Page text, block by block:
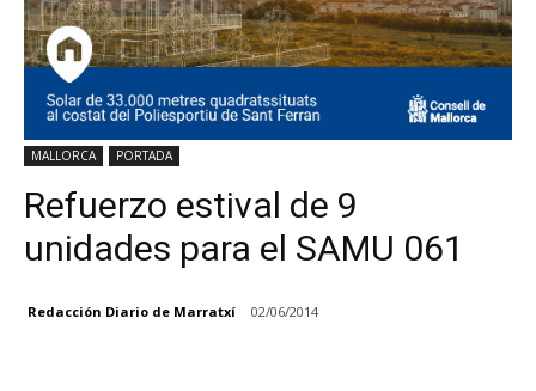
MALLORCA PORTADA
Refuerzo estival de 9
unidades para el SAMU 061
Redacción Diario de Marratxí 02/06/2014